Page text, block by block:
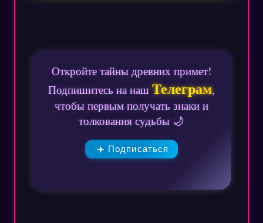
Откройте тайны древних примет!
Подпишитесь на нашТелеграм,
чтобы первым получать знаки и
толкования судьбы 🌙
✈️ Подписаться